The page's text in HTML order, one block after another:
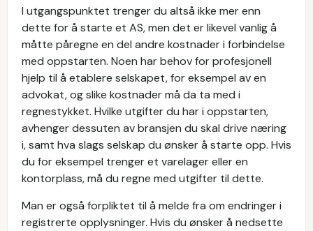
I utgangspunktet trenger du altså ikke mer enn
dette for å starte et AS, men det er likevel vanlig å
måtte påregne en del andre kostnader i forbindelse
med oppstarten. Noen har behov for profesjonell
hjelp til å etablere selskapet, for eksempel av en
advokat, og slike kostnader må da ta med i
regnestykket. Hvilke utgifter du har i oppstarten,
avhenger dessuten av bransjen du skal drive næring
i, samt hva slags selskap du ønsker å starte opp. Hvis
du for eksempel trenger et varelager eller en
kontorplass, må du regne med utgifter til dette.
Man er også forpliktet til å melde fra om endringer i
registrerte opplysninger. Hvis du ønsker å nedsette